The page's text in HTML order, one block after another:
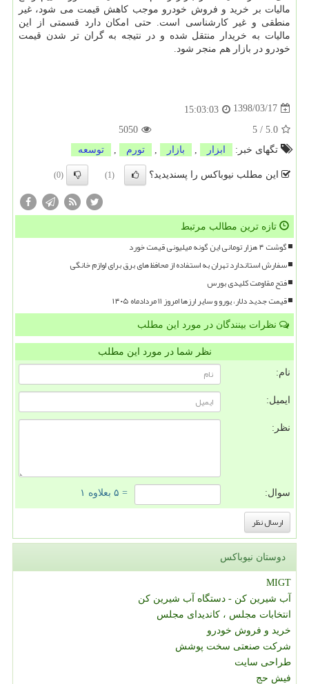
مالیات بر خرید و فروش خودرو موجب كاهش قیمت می شود، غیر
منطقی و غیر كارشناسی است. حتی امكان دارد قسمتی از این
مالیات به خریدار منتقل شده و در نتیجه به گران تر شدن قیمت
خودرو در بازار هم منجر شود.
1398/03/17
15:03:03
5.0
/
5
5050
تگهای خبر:
ابزار بازار تورم توسعه
این مطلب نیوباکس را پسندیدید؟ (1)
(0)
تازه ترین مطالب مرتبط
گوشت ۴ هزار تومانی این گونه میلیونی قیمت خورد
سفارش استاندارد تهران به استفاده از محافظ های برق برای لوازم خانگی
فتح مقاومت کلیدی بورس
قیمت جدید دلار، یورو و سایر ارزها امروز ۱۱ مردادماه ۱۴۰۵
نظرات بینندگان در مورد این مطلب
نظر شما در مورد این مطلب
نام:
ایمیل:
نظر:
سوال: = ۵ بعلاوه ۱
دوستان نیوباکس
MIGT
آب شیرین کن - دستگاه آب شیرین کن
انتخابات مجلس ، کاندیدای مجلس
خرید و فروش خودرو
شرکت صنعتی سخت پوشش
طراحی سایت
فیش حج